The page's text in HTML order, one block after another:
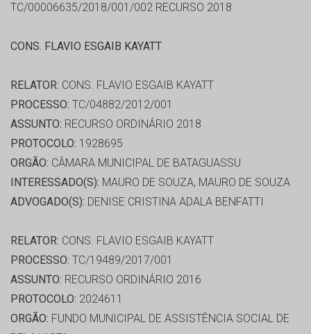
TC/00006635/2018/001/002 RECURSO 2018
CONS. FLAVIO ESGAIB KAYATT
RELATOR: CONS. FLAVIO ESGAIB KAYATT
PROCESSO: TC/04882/2012/001
ASSUNTO: RECURSO ORDINÁRIO 2018
PROTOCOLO: 1928695
ORGÃO: CÂMARA MUNICIPAL DE BATAGUASSU
INTERESSADO(S): MAURO DE SOUZA, MAURO DE SOUZA
ADVOGADO(S): DENISE CRISTINA ADALA BENFATTI
RELATOR: CONS. FLAVIO ESGAIB KAYATT
PROCESSO: TC/19489/2017/001
ASSUNTO: RECURSO ORDINÁRIO 2016
PROTOCOLO: 2024611
ORGÃO: FUNDO MUNICIPAL DE ASSISTÊNCIA SOCIAL DE